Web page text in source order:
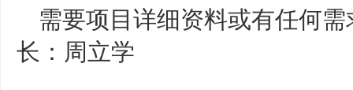
需要项目详细资料或有任何
长：周立学